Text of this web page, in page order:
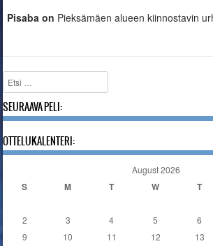
Pisaba on Pieksämäen alueen kiinnostavin
Etsi
SEURAAVA PELI:
OTTELUKALENTERI:
August 2026
S M T W T
2
3 4 5 6
9
10 11 12 13